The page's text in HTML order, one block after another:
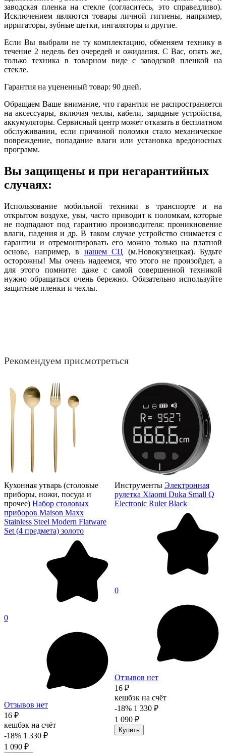
заводская пленка на стекле (согласитесь, это справедливо).
Исключением являются товары личной гигиены, например,
ирригаторы, зубные щетки, ингаляторы и другие.
Если Вы выбрали не ту комплектацию, обменяем технику в
течение 2 недель без очередей и ожидания. С Вас, опять же,
только техника в товарном виде с заводской пленкой на
стекле.
Гарантия на уцененный товар: 90 дней.
Обращаем Ваше внимание, что гарантия не распространяется
на аксессуары, включая чехлы, кабели, зарядные устройства,
аккумуляторы. Сервисный центр может отказать в бесплатном
обслуживании, если причиной поломки стало механическое
повреждение, попадание влаги или установка вредоносных
программ.
Вы защищены и при негарантийных
случаях:
Использование мобильной техники в транспорте и на
открытом воздухе, увы, часто приводит к поломкам, которые
не подпадают под гарантию производителя: проникновение
влаги, падения и др. В таком случае устройство снимается с
гарантии и отремонтировать его можно только на платной
основе, например, в нашем СЦ (м.Новокузнецкая). Будьте
осторожны! Мы очень надеемся, что этого не произойдет, а
для этого помните: даже с самой совершенной техникой
нужно обращаться очень бережно. Обязательно используйте
защитные пленки и чехлы.
Рекомендуем присмотреться
Кухонная утварь (столовые
приборы, ножи, посуда и
прочее) Набор столовых
приборов Maison Maxx
Stainless Steel Modern Flatware
Set (4 предмета) золото
0
Отзывов нет
16 ₽
кешбэк на счёт
-18% 1 330 ₽
1 090 ₽
Инструменты Электронная
рулетка Xiaomi Duka Small Q
Electronic Ruler Black
0
Отзывов нет
16 ₽
кешбэк на счёт
-18% 1 330 ₽
1 090 ₽
Купить